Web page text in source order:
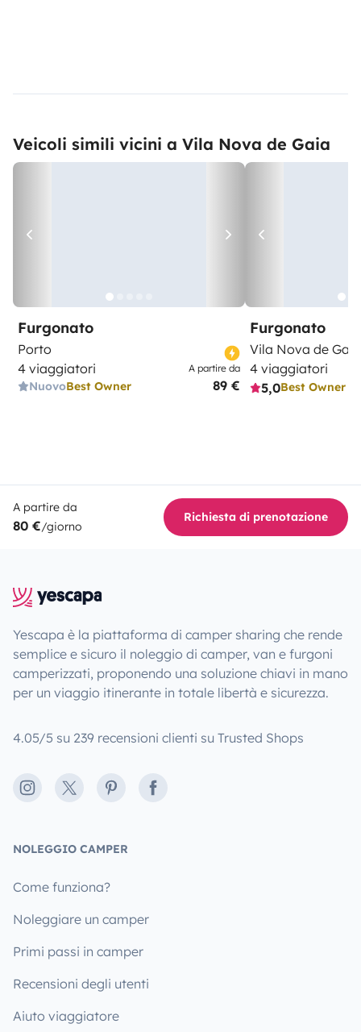
- Guarda Sol (sob pedido)
- Tapa vento (sob pedido)
- Cadeira e criança e Baby Cock. (sob pedido)
trotinet eletrica durante a viagem (Limitado ao Stock
existente)
Veicoli simili vicini a Vila Nova de Gaia
Furgonato
Porto
4 viaggiatori
NuovoBest Owner
A partire da
89 €
Furgonato
Vila Nova de Gaia
4 viaggiatori
5,0Best Owner
A partire da
80 €/giorno
Richiesta di prenotazione
Yescapa è la piattaforma di camper sharing che rende
semplice e sicuro il noleggio di camper, van e furgoni
camperizzati, proponendo una soluzione chiavi in mano
per un viaggio itinerante in totale libertà e sicurezza.
4.05/5 su 239 recensioni clienti su Trusted Shops
Instagram
X PinterestFacebook
NOLEGGIO CAMPER
Come funziona?
Noleggiare un camper
Primi passi in camper
Recensioni degli utenti
Aiuto viaggiatore